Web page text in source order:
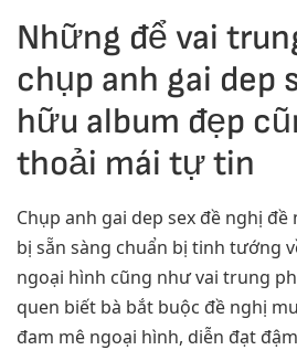
Những để vai
chụp anh gai dep
hữu album đẹp
thoải mái tự tin
Chụp anh gai dep sex đề nghị
bị sẵn sàng chuẩn bị tinh tướng
ngoại hình cũng như vai trung
quen biết bà bắt buộc đề nghị
đam mê ngoại hình, diễn đạt